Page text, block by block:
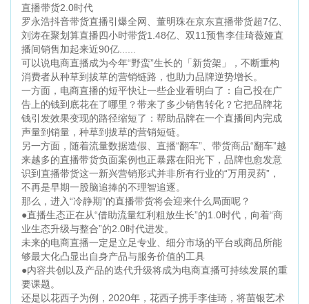
直播带货2.0时代
罗永浩抖音带货直播引爆全网、董明珠在京东直播带货超7亿、
刘涛在聚划算直播四小时带货1.48亿、双11预售李佳琦薇娅直
播间销售加起来近90亿......
可以说电商直播成为今年“野蛮”生长的「新货架」，不断重构
消费者从种草到拔草的营销链路，也助力品牌逆势增长。
一方面，电商直播的短平快让一些企业看明白了：自己投在广
告上的钱到底花在了哪里？带来了多少销售转化？它把品牌花
钱引发效果变现的路径缩短了：帮助品牌在一个直播间内完成
声量到销量，种草到拔草的营销短链。
另一方面，随着流量数据造假、直播“翻车”、带货商品“翻车”越
来越多的直播带货负面案例也正暴露在阳光下，品牌也愈发意
识到直播带货这一新兴营销形式并非所有行业的“万用灵药”，
不再是早期一股脑追捧的不理智追逐。
那么，进入“冷静期”的直播带货将会迎来什么局面呢？
●直播生态正在从“借助流量红利粗放生长”的1.0时代，向着“商
业生态升级与整合”的2.0时代进发。
未来的电商直播一定是立足专业、细分市场的平台或商品所能
够最大化凸显出自身产品与服务价值的工具
●内容共创以及产品的迭代升级将成为电商直播可持续发展的重
要课题。
还是以花西子为例，2020年，花西子携手李佳琦，将苗银艺术